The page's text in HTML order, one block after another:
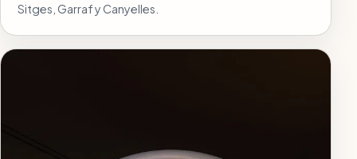
Sitges, Garraf y Canyelles.